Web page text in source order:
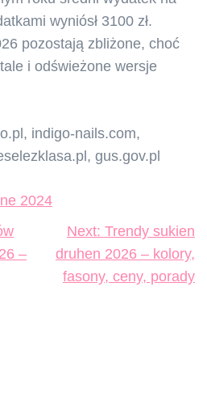
wyniósł 3100 zł.
pozostają zbliżone, choć
i odświeżone wersje
indigo-nails.com,
gus.gov.pl
2024
–
Next: Trendy sukien
druhen 2026 – kolory,
fasony, ceny, porady